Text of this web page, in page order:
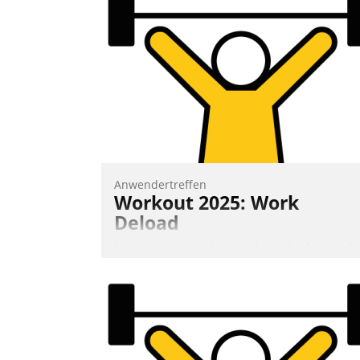
Anwendertreffen
Workout 2025: Work
Deload
Kunden- und Partnerkreis statt. Zentrale
meistern und Workloads wuppen – bei
zunehmend anspruchsvollen Aufgaben